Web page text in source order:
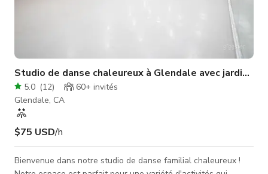
Studio de danse chaleureux à Glendale avec jardin
5.0 (12) 60+ invités
Glendale, CA
$75 USD/h
Bienvenue dans notre studio de danse familial chaleureux !